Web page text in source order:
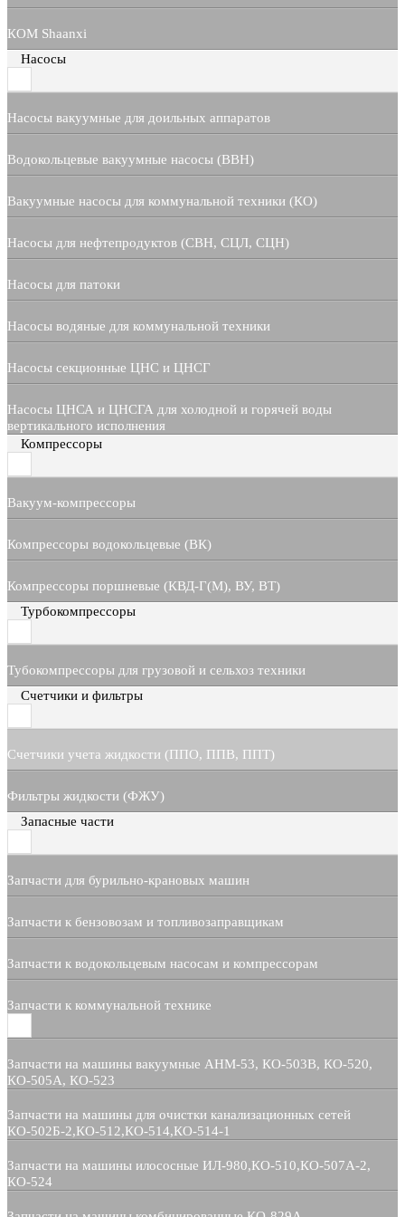
КОМ Shaanxi
Насосы
Насосы вакуумные для доильных аппаратов
Водокольцевые вакуумные насосы (ВВН)
Вакуумные насосы для коммунальной техники (КО)
Насосы для нефтепродуктов (СВН, СЦЛ, СЦН)
Насосы для патоки
Насосы водяные для коммунальной техники
Насосы секционные ЦНС и ЦНСГ
Насосы ЦНСА и ЦНСГА для холодной и горячей воды
вертикального исполнения
Компрессоры
Вакуум-компрессоры
Компрессоры водокольцевые (ВК)
Компрессоры поршневые (КВД-Г(М), ВУ, ВТ)
Турбокомпрессоры
Тубокомпрессоры для грузовой и сельхоз техники
Счетчики и фильтры
Счетчики учета жидкости (ППО, ППВ, ППТ)
Фильтры жидкости (ФЖУ)
Запасные части
Запчасти для бурильно-крановых машин
Запчасти к бензовозам и топливозаправщикам
Запчасти к водокольцевым насосам и компрессорам
Запчасти к коммунальной технике
Запчасти на машины вакуумные АНМ-53, КО-503В, КО-520,
КО-505А, КО-523
Запчасти на машины для очистки канализационных сетей
КО-502Б-2,КО-512,КО-514,КО-514-1
Запчасти на машины илососные ИЛ-980,КО-510,КО-507А-2,
КО-524